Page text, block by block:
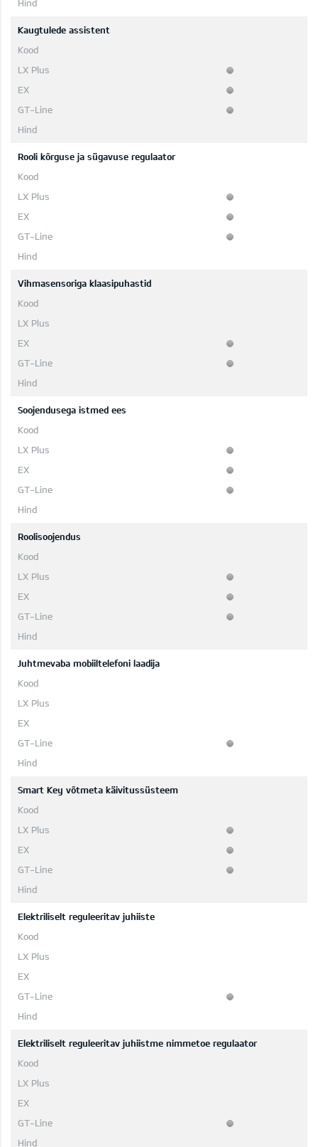
Kaugtulede assistent
Rooli kõrguse ja sügavuse regulaator
Vihmasensoriga klaasipuhastid
Soojendusega istmed ees
Roolisoojendus
Juhtmevaba mobiiltelefoni laadija
Smart Key võtmeta käivitussüsteem
Elektriliselt reguleeritav juhiiste
Elektriliselt reguleeritav juhiistme nimmetoe regulaator